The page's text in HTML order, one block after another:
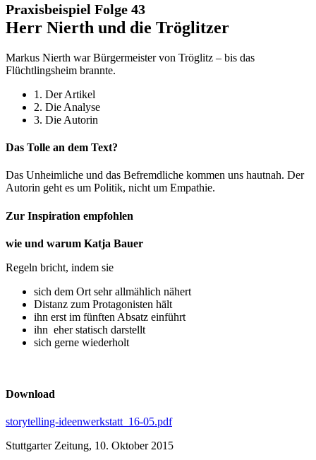
Praxisbeispiel Folge 43
Herr Nierth und die Tröglitzer
Markus Nierth war Bürgermeister von Tröglitz – bis das
Flüchtlingsheim brannte.
1. Der Artikel
2. Die Analyse
3. Die Autorin
Das Tolle an dem Text?
Das Unheimliche und das Befremdliche kommen uns hautnah. Der
Autorin geht es um Politik, nicht um Empathie.
Zur Inspiration empfohlen
wie und warum Katja Bauer
Regeln bricht, indem sie
sich dem Ort sehr allmählich nähert
Distanz zum Protagonisten hält
ihn erst im fünften Absatz einführt
ihn eher statisch darstellt
sich gerne wiederholt
Download
storytelling-ideenwerkstatt_16-05.pdf
Stuttgarter Zeitung, 10. Oktober 2015